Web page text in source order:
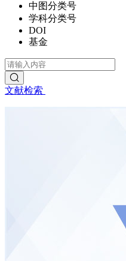
中图分类号
学科分类号
DOI
基金
文献检索